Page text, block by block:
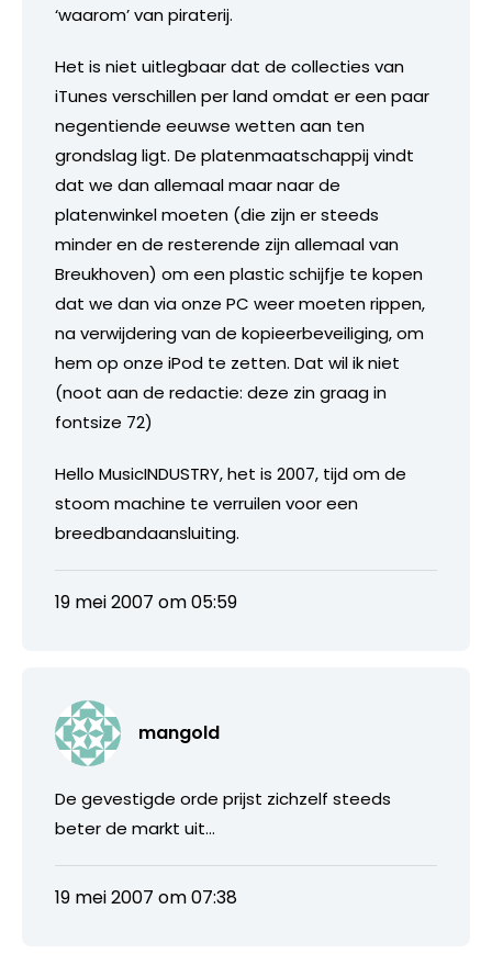
‘waarom’ van piraterij.
Het is niet uitlegbaar dat de collecties van
iTunes verschillen per land omdat er een paar
negentiende eeuwse wetten aan ten
grondslag ligt. De platenmaatschappij vindt
dat we dan allemaal maar naar de
platenwinkel moeten (die zijn er steeds
minder en de resterende zijn allemaal van
Breukhoven) om een plastic schijfje te kopen
dat we dan via onze PC weer moeten rippen,
na verwijdering van de kopieerbeveiliging, om
hem op onze iPod te zetten. Dat wil ik niet
(noot aan de redactie: deze zin graag in
fontsize 72)
Hello MusicINDUSTRY, het is 2007, tijd om de
stoom machine te verruilen voor een
breedbandaansluiting.
19 mei 2007 om 05:59
mangold
De gevestigde orde prijst zichzelf steeds
beter de markt uit…
19 mei 2007 om 07:38